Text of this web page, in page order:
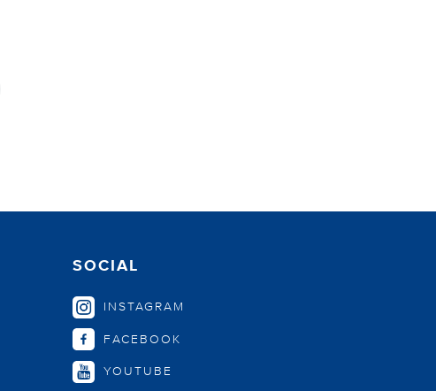
SOCIAL
INSTAGRAM
FACEBOOK
YOUTUBE